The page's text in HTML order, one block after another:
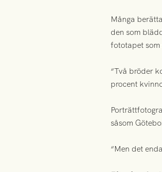
Många
den som
fototapet som
“Två bröder
procent
såsom
“Men det